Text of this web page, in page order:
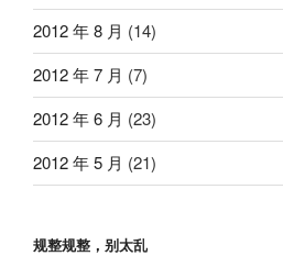
2012 年 8 月 (14)
2012 年 7 月 (7)
2012 年 6 月 (23)
2012 年 5 月 (21)
规整规整，别太乱